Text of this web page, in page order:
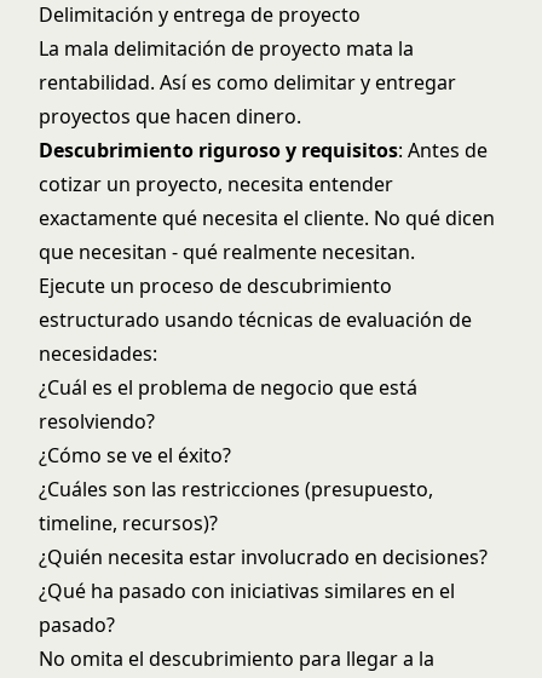
Delimitación y entrega de proyecto
La mala delimitación de proyecto mata la
rentabilidad. Así es como delimitar y entregar
proyectos que hacen dinero.
Descubrimiento riguroso y requisitos: Antes de
cotizar un proyecto, necesita entender
exactamente qué necesita el cliente. No qué dicen
que necesitan - qué realmente necesitan.
Ejecute un proceso de descubrimiento
estructurado usando técnicas de evaluación de
necesidades:
¿Cuál es el problema de negocio que está
resolviendo?
¿Cómo se ve el éxito?
¿Cuáles son las restricciones (presupuesto,
timeline, recursos)?
¿Quién necesita estar involucrado en decisiones?
¿Qué ha pasado con iniciativas similares en el
pasado?
No omita el descubrimiento para llegar a la